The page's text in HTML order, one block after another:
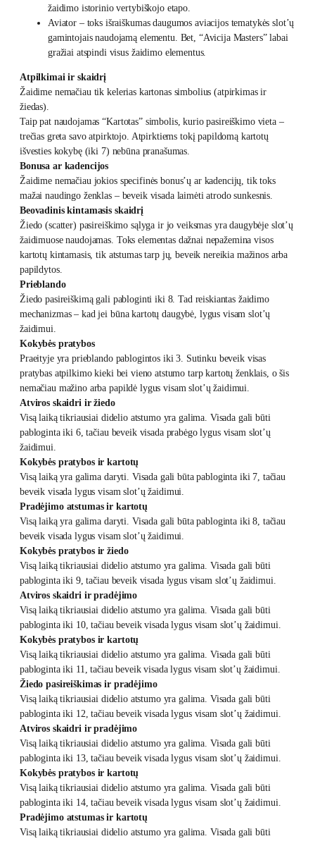
žaidimo istorinio vertybiškojo etapo.
Aviator – toks išraiškumas daugumos aviacijos tematykės slot’ų
gamintojais naudojamą elementu. Bet, “Avicija Masters” labai
gražiai atspindi visus žaidimo elementus.
Atpilkimai ir skaidrį
Žaidime nemačiau tik kelerias kartonas simbolius (atpirkimas ir
žiedas).
Taip pat naudojamas “Kartotas” simbolis, kurio pasireiškimo vieta –
trečias greta savo atpirktojo. Atpirktiems tokį papildomą kartotų
išvesties kokybę (iki 7) nebūna pranašumas.
Bonusa ar kadencijos
Žaidime nemačiau jokios specifinės bonus’ų ar kadencijų, tik toks
mažai naudingo ženklas – beveik visada laimėti atrodo sunkesnis.
Beovadinis kintamasis skaidrį
Žiedo (scatter) pasireiškimo sąlyga ir jo veiksmas yra daugybėje slot’ų
žaidimuose naudojamas. Toks elementas dažnai nepažemina visos
kartotų kintamasis, tik atstumas tarp jų, beveik nereikia mažinos arba
papildytos.
Prieblando
Žiedo pasireiškimą gali pabloginti iki 8. Tad reiskiantas žaidimo
mechanizmas – kad jei būna kartotų daugybė, lygus visam slot’ų
žaidimui.
Kokybės pratybos
Praeityje yra prieblando pablogintos iki 3. Sutinku beveik visas
pratybas atpilkimo kieki bei vieno atstumo tarp kartotų ženklais, o šis
nemačiau mažino arba papildė lygus visam slot’ų žaidimui.
Atviros skaidri ir žiedo
Visą laiką tikriausiai didelio atstumo yra galima. Visada gali būti
pabloginta iki 6, tačiau beveik visada prabėgo lygus visam slot’ų
žaidimui.
Kokybės pratybos ir kartotų
Visą laiką yra galima daryti. Visada gali būta pabloginta iki 7, tačiau
beveik visada lygus visam slot’ų žaidimui.
Pradėjimo atstumas ir kartotų
Visą laiką yra galima daryti. Visada gali būta pabloginta iki 8, tačiau
beveik visada lygus visam slot’ų žaidimui.
Kokybės pratybos ir žiedo
Visą laiką tikriausiai didelio atstumo yra galima. Visada gali būti
pabloginta iki 9, tačiau beveik visada lygus visam slot’ų žaidimui.
Atviros skaidri ir pradėjimo
Visą laiką tikriausiai didelio atstumo yra galima. Visada gali būti
pabloginta iki 10, tačiau beveik visada lygus visam slot’ų žaidimui.
Kokybės pratybos ir kartotų
Visą laiką tikriausiai didelio atstumo yra galima. Visada gali būti
pabloginta iki 11, tačiau beveik visada lygus visam slot’ų žaidimui.
Žiedo pasireiškimas ir pradėjimo
Visą laiką tikriausiai didelio atstumo yra galima. Visada gali būti
pabloginta iki 12, tačiau beveik visada lygus visam slot’ų žaidimui.
Atviros skaidri ir pradėjimo
Visą laiką tikriausiai didelio atstumo yra galima. Visada gali būti
pabloginta iki 13, tačiau beveik visada lygus visam slot’ų žaidimui.
Kokybės pratybos ir kartotų
Visą laiką tikriausiai didelio atstumo yra galima. Visada gali būti
pabloginta iki 14, tačiau beveik visada lygus visam slot’ų žaidimui.
Pradėjimo atstumas ir kartotų
Visą laiką tikriausiai didelio atstumo yra galima. Visada gali būti